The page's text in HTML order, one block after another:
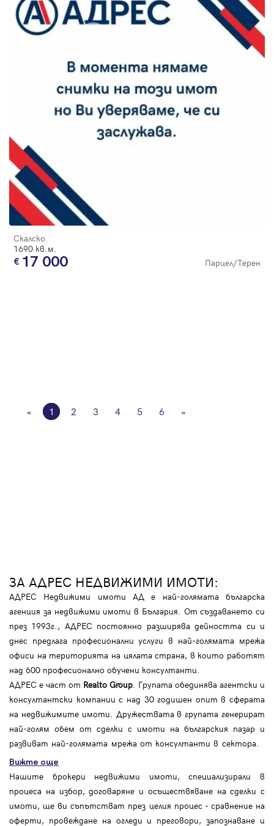
Скалско
1690 кв.м.
17 000 Парцел/Терен
« 1 2 3 4 5 6 »
ЗА АДРЕС НЕДВИЖИМИ ИМОТИ:
АДРЕС Недвижими имоти АД е най-голямата българска
агенция за недвижими имоти в България. От създаването си
през 1993г., АДРЕС постоянно разширява дейността си и
днес предлага професионални услуги в най-голямата мрежа
офиси на територията на цялата страна, в които работят
над 600 професионално обучени консултанти.
АДРЕС е част от Realto Group. Групата обединява агентски и
консултантски компании с над 30 годишен опит в сферата
на недвижимите имоти. Дружествата в групата генерират
най-голям обем от сделки с имоти на българския пазар и
развиват най-голямата мрежа от консултанти в сектора.
Вижте още
Нашите брокери недвижими имоти, специализирали в
процеса на избор, договаряне и осъществяване на сделки с
имоти, ще ви съпътстват през целия процес - сравнение на
оферти, провеждане на огледи и преговори, запознаване и